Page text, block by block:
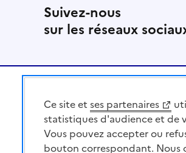
Suivez-nous
sur les réseaux
Pied de page
MINISTÈRE
DE L'AGRICULTURE
DE L'AGRO-
ET DE LA
Ce site et ses partenaires
statistiques d'audience et de
Vous pouvez accepter ou
bouton correspondant. Nous